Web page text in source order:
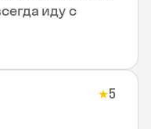
иду с
★5